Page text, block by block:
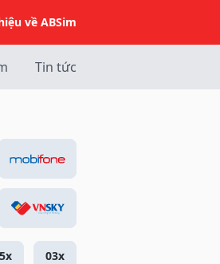
về ABSim
Tin tức
03x